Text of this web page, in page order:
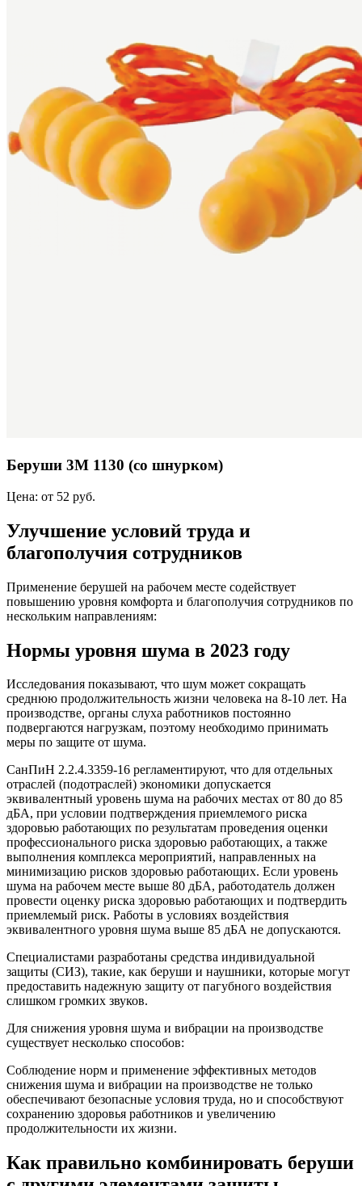
Беруши 3М 1130 (со шнурком)
Цена: от 52 руб.
Улучшение условий труда и
благополучия сотрудников
Применение берушей на рабочем месте содействует
повышению уровня комфорта и благополучия сотрудников по
нескольким направлениям:
Нормы уровня шума в 2023 году
Исследования показывают, что шум может сокращать
среднюю продолжительность жизни человека на 8-10 лет. На
производстве, органы слуха работников постоянно
подвергаются нагрузкам, поэтому необходимо принимать
меры по защите от шума.
СанПиН 2.2.4.3359-16 регламентируют, что для отдельных
отраслей (подотраслей) экономики допускается
эквивалентный уровень шума на рабочих местах от 80 до 85
дБА, при условии подтверждения приемлемого риска
здоровью работающих по результатам проведения оценки
профессионального риска здоровью работающих, а также
выполнения комплекса мероприятий, направленных на
минимизацию рисков здоровью работающих. Если уровень
шума на рабочем месте выше 80 дБА, работодатель должен
провести оценку риска здоровью работающих и подтвердить
приемлемый риск. Работы в условиях воздействия
эквивалентного уровня шума выше 85 дБА не допускаются.
Специалистами разработаны средства индивидуальной
защиты (СИЗ), такие, как беруши и наушники, которые могут
предоставить надежную защиту от пагубного воздействия
слишком громких звуков.
Для снижения уровня шума и вибрации на производстве
существует несколько способов:
Соблюдение норм и применение эффективных методов
снижения шума и вибрации на производстве не только
обеспечивают безопасные условия труда, но и способствуют
сохранению здоровья работников и увеличению
продолжительности их жизни.
Как правильно комбинировать беруши